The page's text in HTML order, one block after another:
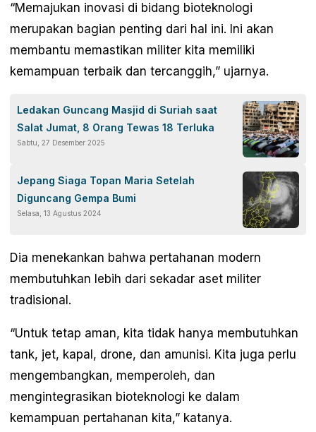
“Memajukan inovasi di bidang bioteknologi
merupakan bagian penting dari hal ini. Ini akan
membantu memastikan militer kita memiliki
kemampuan terbaik dan tercanggih,” ujarnya.
Ledakan Guncang Masjid di Suriah saat
Salat Jumat, 8 Orang Tewas 18 Terluka
Sabtu, 27 Desember 2025
Jepang Siaga Topan Maria Setelah
Diguncang Gempa Bumi
Selasa, 13 Agustus 2024
Dia menekankan bahwa pertahanan modern
membutuhkan lebih dari sekadar aset militer
tradisional.
“Untuk tetap aman, kita tidak hanya membutuhkan
tank, jet, kapal, drone, dan amunisi. Kita juga perlu
mengembangkan, memperoleh, dan
mengintegrasikan bioteknologi ke dalam
kemampuan pertahanan kita,” katanya.